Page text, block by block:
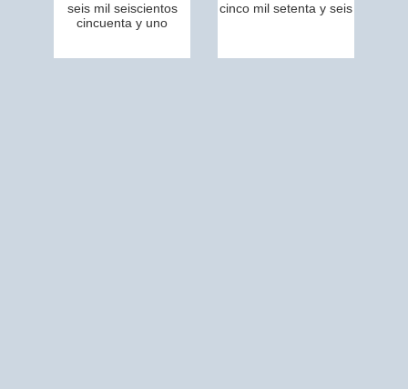
seis mil seiscientos
cincuenta y uno
cinco mil setenta y seis